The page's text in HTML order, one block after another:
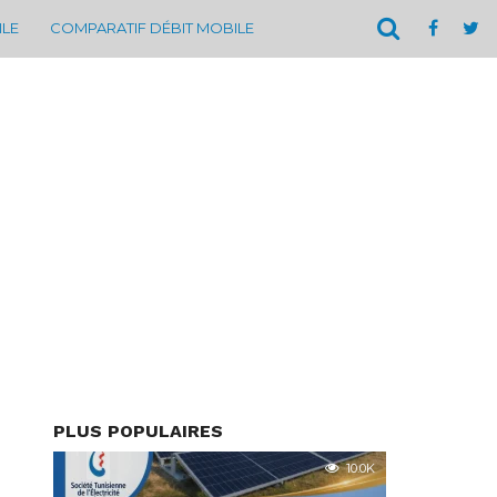
COMPARATIF DÉBIT MOBILE
PLUS POPULAIRES
10.0K